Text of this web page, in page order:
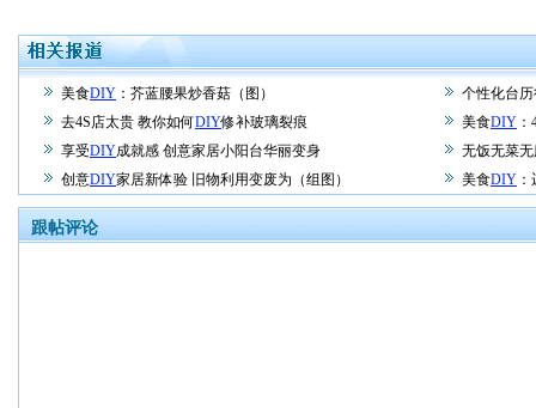
美食DIY ：芥蓝腰果炒香菇（图）
个性化台
去4S店太贵 教你如何DIY修补玻璃裂痕 美食DIY
享受DIY成就感 创意家居小阳台华丽变身
无饭无菜
创意DIY家居新体验 旧物利用变废为（组图） 美食DIY
跟帖评论